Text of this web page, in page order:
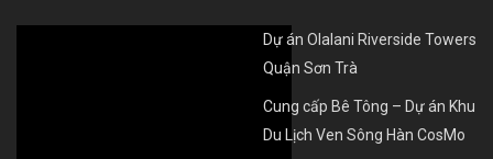
Dự án Olalani Riverside Towers
Quận Sơn Trà
Cung cấp Bê Tông – Dự án Khu
Du Lịch Ven Sông Hàn CosMo